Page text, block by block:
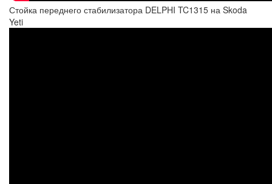
Стойка переднего стабилизатора DELPHI TC1315 на Skoda
Yeti